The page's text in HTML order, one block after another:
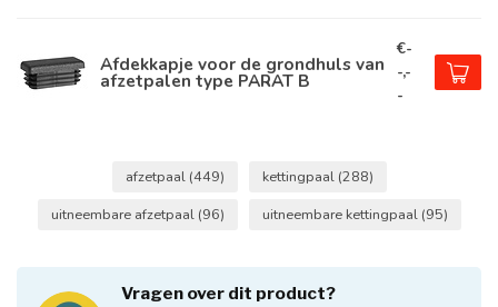
Afdekkapje voor de grondhuls van
afzetpalen type PARAT B
€-
-,-
-
afzetpaal (449) kettingpaal (288)
uitneembare afzetpaal (96) uitneembare kettingpaal (95)
Vragen over dit product?